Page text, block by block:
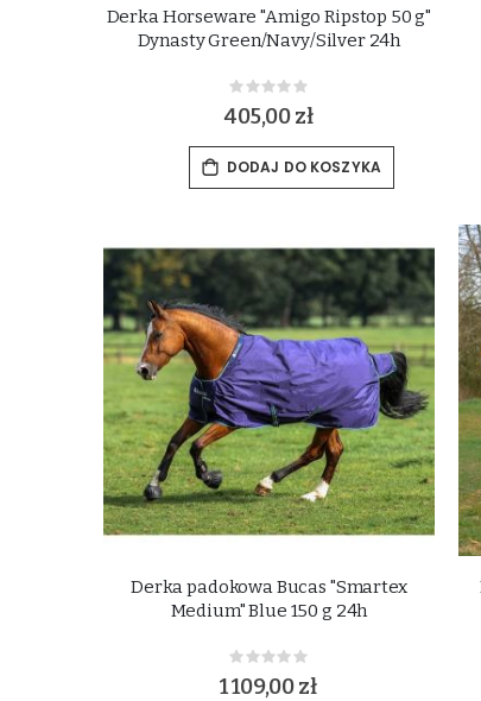
Derka Horseware "Amigo Ripstop 50 g"
Dynasty Green/Navy/Silver 24h
Rating:
0%
405,00 zł
DODAJ DO KOSZYKA
Derka padokowa Bucas "Smartex
Medium" Blue 150 g 24h
Rating:
0%
1 109,00 zł